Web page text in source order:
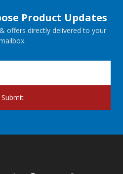
Product Updates
offers directly delivered to your
Submit